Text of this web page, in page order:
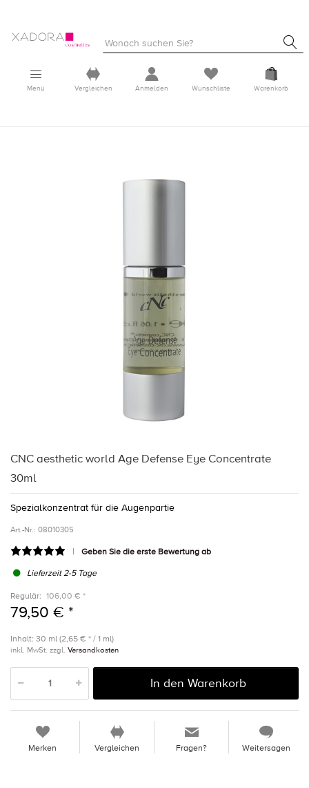
Menü Vergleichen Anmelden Wunschliste Warenkorb
CNC aesthetic world Age Defense Eye Concentrate
30ml
Spezialkonzentrat für die Augenpartie
Art.-Nr.: 08010305
Geben Sie die erste Bewertung ab
Lieferzeit 2-5 Tage
Regulär: 106,00 € *
79,50 € *
Inhalt: 30 ml (2,65 € * / 1 ml)
inkl. MwSt. zzgl. Versandkosten
In den Warenkorb
Merken Vergleichen Fragen? Weitersagen